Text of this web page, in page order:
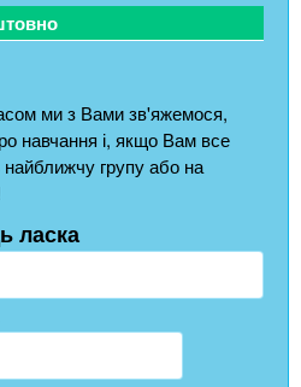
ми з Вами зв'яжемося,
навчання і, якщо Вам все
групу або на
ласка